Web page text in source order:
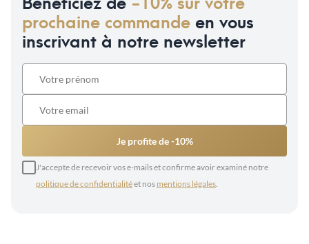
prochaine commandeen vous
inscrivant à notre newsletter
Je profite de -10%
J'accepte de recevoir vos e-mails et confirme avoir examiné notre
politique de confidentialitéet nos mentions légales.